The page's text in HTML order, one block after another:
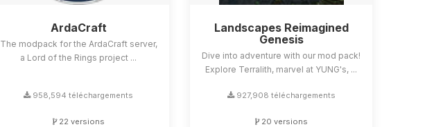
ArdaCraft
The modpack for the ArdaCraft server,
a Lord of the Rings project ...
958,594 téléchargements
22 versions
Landscapes Reimagined
Genesis
Dive into adventure with our mod pack!
Explore Terralith, marvel at YUNG's, ...
927,908 téléchargements
20 versions